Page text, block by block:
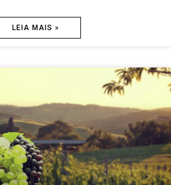
LEIA MAIS »